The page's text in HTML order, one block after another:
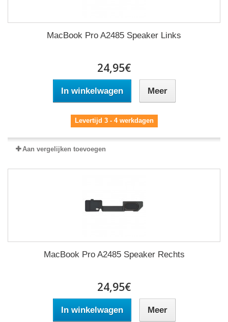
MacBook Pro A2485 Speaker Links
24,95€
In winkelwagen Meer
Levertijd 3 - 4 werkdagen
Aan vergelijken toevoegen
MacBook Pro A2485 Speaker Rechts
24,95€
In winkelwagen Meer